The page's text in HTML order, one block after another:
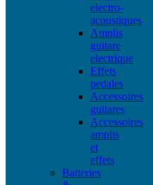
electro-
acoustiques
Amplis
guitare
electrique
Effets
pedales
Accessoires
guitares
Accessoires
amplis
et
effets
Batteries